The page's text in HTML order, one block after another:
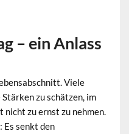
– ein Anlass
Viele
zu schätzen, im
nicht zu ernst zu nehmen.
Es senkt den